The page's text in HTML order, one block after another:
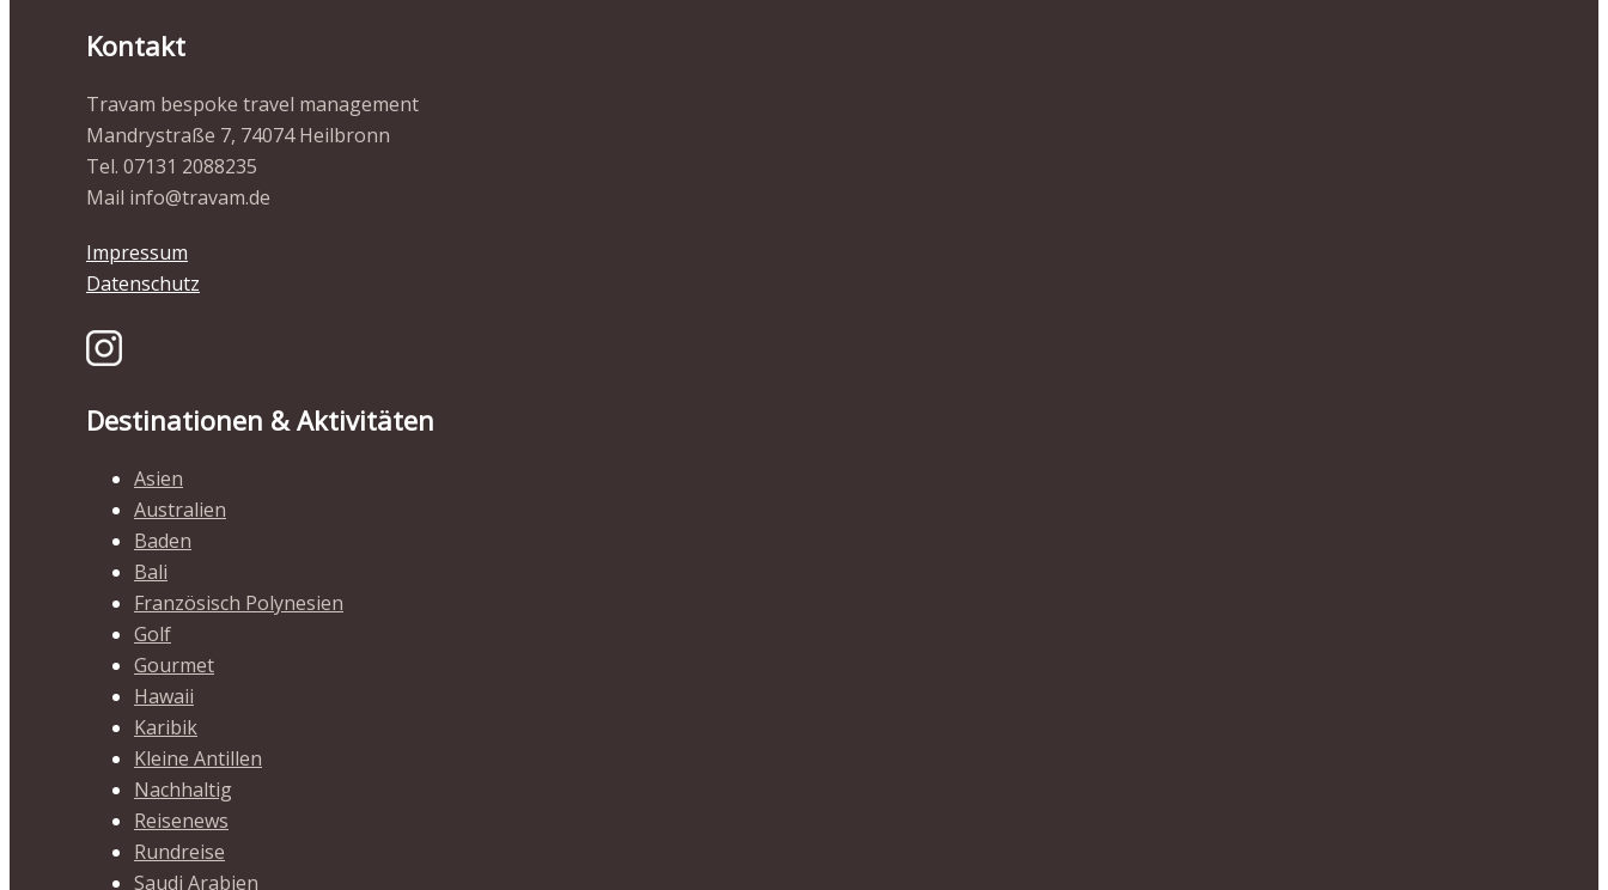
Kontakt
Travam bespoke travel management
Mandrystraße 7, 74074 Heilbronn
Tel. 07131 2088235
Mail info@travam.de
Impressum
Datenschutz
Destinationen & Aktivitäten
Asien
Australien
Baden
Bali
Französisch Polynesien
Golf
Gourmet
Hawaii
Karibik
Kleine Antillen
Nachhaltig
Reisenews
Rundreise
Saudi Arabien